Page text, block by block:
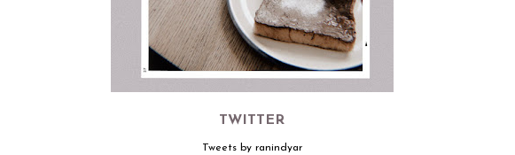
TWITTER
Tweets by ranindyar